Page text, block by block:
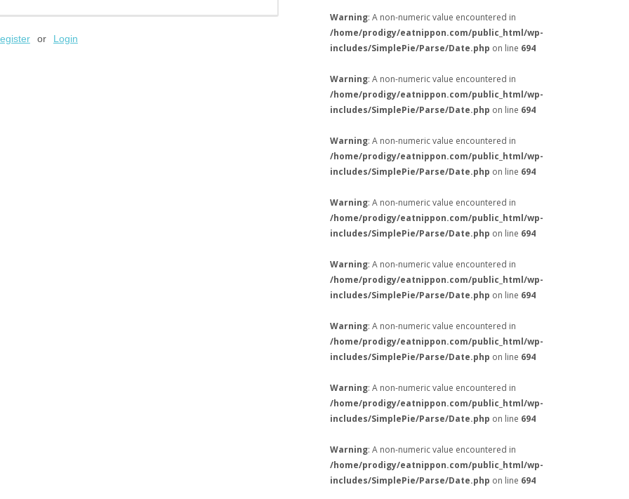
or Login
Warning: A non-numeric value encountered in
/home/prodigy/eatnippon.com/public_html/wp-
includes/SimplePie/Parse/Date.php on line 694
Warning: A non-numeric value encountered in
/home/prodigy/eatnippon.com/public_html/wp-
includes/SimplePie/Parse/Date.php on line 694
Warning: A non-numeric value encountered in
/home/prodigy/eatnippon.com/public_html/wp-
includes/SimplePie/Parse/Date.php on line 694
Warning: A non-numeric value encountered in
/home/prodigy/eatnippon.com/public_html/wp-
includes/SimplePie/Parse/Date.php on line 694
Warning: A non-numeric value encountered in
/home/prodigy/eatnippon.com/public_html/wp-
includes/SimplePie/Parse/Date.php on line 694
Warning: A non-numeric value encountered in
/home/prodigy/eatnippon.com/public_html/wp-
includes/SimplePie/Parse/Date.php on line 694
Warning: A non-numeric value encountered in
/home/prodigy/eatnippon.com/public_html/wp-
includes/SimplePie/Parse/Date.php on line 694
Warning: A non-numeric value encountered in
/home/prodigy/eatnippon.com/public_html/wp-
includes/SimplePie/Parse/Date.php on line 694